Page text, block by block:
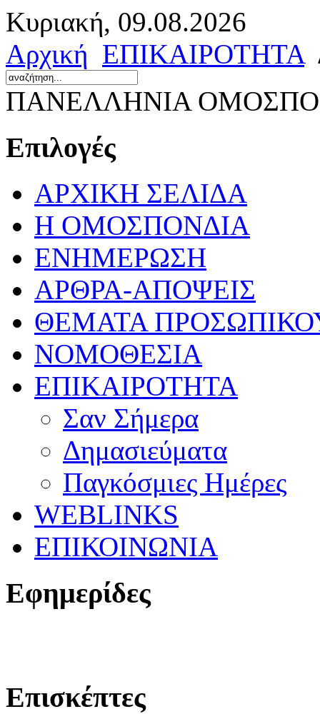
Κυριακή, 09.08.2026
Αρχική ΕΠΙΚΑΙΡΟΤΗΤΑ
ΠΑΝΕΛΛΗΝΙΑ
Επιλογές
ΑΡΧΙΚΗ ΣΕΛΙΔΑ
Η ΟΜΟΣΠΟΝΔΙΑ
ΕΝΗΜΕΡΩΣΗ
ΑΡΘΡΑ-ΑΠΟΨΕΙΣ
ΘΕΜΑΤΑ
ΝΟΜΟΘΕΣΙΑ
ΕΠΙΚΑΙΡΟΤΗΤΑ
Σαν Σήμερα
Δημασιεύματα
Παγκόσμιες Ημέρες
WEBLINKS
ΕΠΙΚΟΙΝΩΝΙΑ
Εφημερίδες
Επισκέπτες